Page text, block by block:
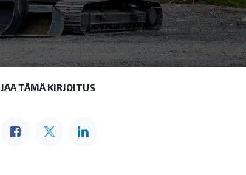
JAA TÄMÄ KIRJOITUS